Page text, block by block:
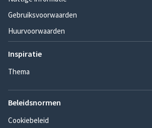
Gebruiksvoorwaarden
Huurvoorwaarden
Inspiratie
Thema
Beleidsnormen
Cookiebeleid